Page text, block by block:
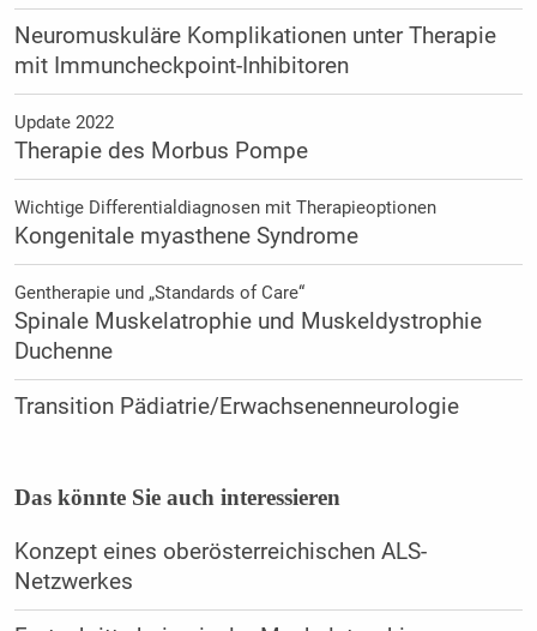
Neuromuskuläre Komplikationen unter Therapie
mit Immuncheckpoint-Inhibitoren
Update 2022
Therapie des Morbus Pompe
Wichtige Differentialdiagnosen mit Therapieoptionen
Kongenitale myasthene Syndrome
Gentherapie und „Standards of Care“
Spinale Muskelatrophie und Muskeldystrophie
Duchenne
Transition Pädiatrie/Erwachsenenneurologie
Das könnte Sie auch interessieren
Konzept eines oberösterreichischen ALS-
Netzwerkes